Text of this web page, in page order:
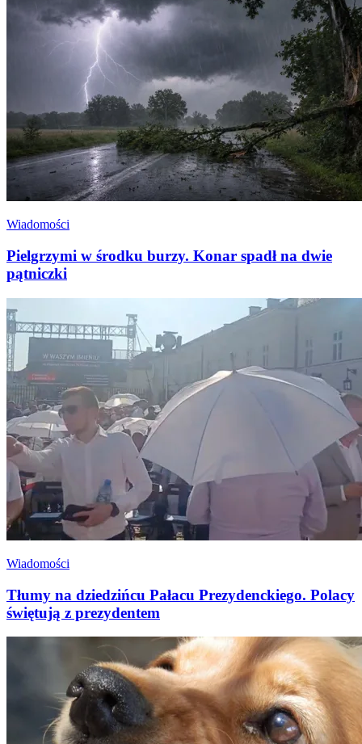
Wiadomości
Pielgrzymi w środku burzy. Konar spadł na dwie
pątniczki
Wiadomości
Tłumy na dziedzińcu Pałacu Prezydenckiego. Polacy
świętują z prezydentem